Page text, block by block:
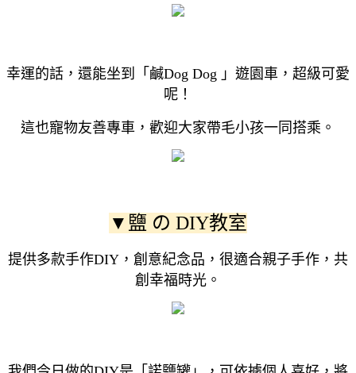
幸運的話，還能坐到「鹹Dog Dog 」遊園車，超級可愛
呢！
這也寵物友善專車，歡迎大家帶毛小孩一同搭乘。
▼鹽 の DIY教室
提供多款手作DIY，創意紀念品，很適合親子手作，共
創幸福時光。